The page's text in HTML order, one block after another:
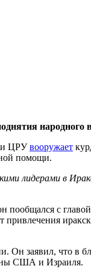
народного
ЦРУвооружает
помощи.
лидерами в
с
Он заявил, что в
США и Израиля.